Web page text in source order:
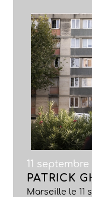
11 septembre
PATRICK
Marseille le 11